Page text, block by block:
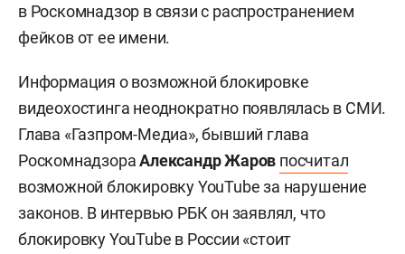
в Роскомнадзор в связи с распространением
фейков от ее имени.
Информация о возможной блокировке
видеохостинга неоднократно появлялась в СМИ.
Глава «Газпром-Медиа», бывший глава
РоскомнадзораАлександрЖаров посчитал
возможной блокировку YouTube за нарушение
законов. В интервью РБК он заявлял, что
блокировку YouTube в России «стоит